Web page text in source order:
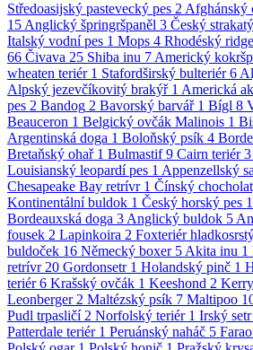
Středoasijský pastevecký pes 2 Afghánský
15 Anglický špringršpaněl 3 Český
Italský vodní pes 1 Mops 4 Rhodéský
66 Čivava 25 Shiba inu 7 Americký
wheaten teriér 1 Stafordširský bulteriér 6
Alpský jezevčíkovitý brakýř 1 Americká
pes 2 Bandog 2 Bavorský barvář 1 Bígl 8
Beauceron 1 Belgický ovčák Malinois 1
Argentinská doga 1 Boloňský psík 4
Bretaňský ohař 1 Bulmastif 9 Cairn teriér 3
Louisianský leopardí pes 1 Appenzellský
Chesapeake Bay retrívr 1 Čínský
Kontinentální buldok 1 Český horský pes 1
Bordeauxská doga 3 Anglický buldok 5
fousek 2 Lapinkoira 2 Foxteriér
buldoček 16 Německý boxer 5 Akita inu 1
retrívr 20 Gordonsetr 1 Holandský pinč 1
teriér 6 Krašský ovčák 1 Keeshond 2
Leonberger 2 Maltézský psík 7 Maltipoo
Pudl trpasličí 2 Norfolský teriér 1 Irský setr
Patterdale teriér 1 Peruánský naháč 5